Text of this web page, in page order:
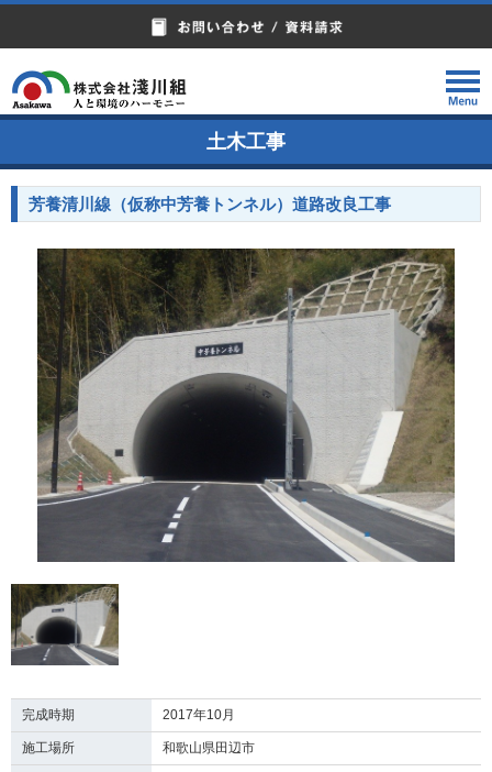
土木工事
芳養清川線（仮称中芳養トンネル）道路改良工事
完成時期 2017年10月
施工場所 和歌山県田辺市